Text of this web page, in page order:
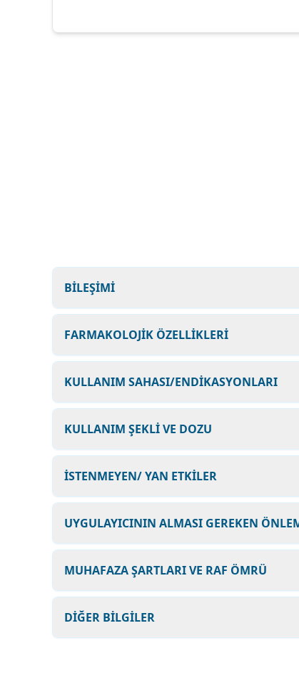
BİLEŞİMİ
FARMAKOLOJİK ÖZELLİKLERİ
KULLANIM SAHASI/ENDİKASYONLARI
KULLANIM ŞEKLİ VE DOZU
İSTENMEYEN/ YAN ETKİLER
UYGULAYICININ ALMASI GEREKEN
MUHAFAZA ŞARTLARI VE RAF ÖMRÜ
DİĞER BİLGİLER